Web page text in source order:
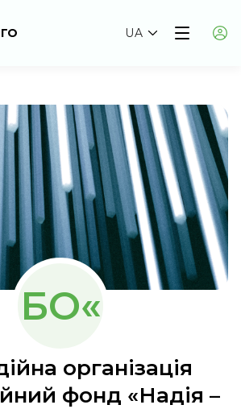
UA
БО«
організація
фонд «Надія –